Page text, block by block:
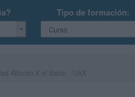
Tipo de formación: